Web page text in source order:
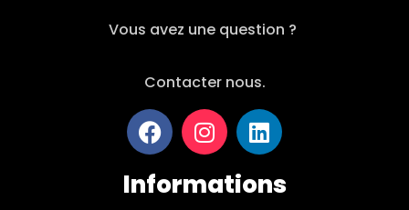
Vous avez une question ?
Contacter nous.
Informations